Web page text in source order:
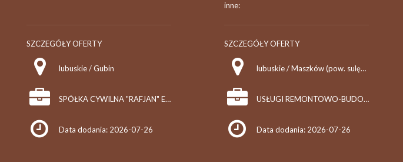
SZCZEGÓŁY OFERTY
lubuskie / Gubin
SPÓŁKA CYWILNA "RAFJAN" E.OGONOWSKA, Z.OGONOWSKI, J.MAZURKIEWICZ
Data dodania: 2026-07-26
inne:
SZCZEGÓŁY OFERTY
lubuskie / Maszków (pow. sulęciński, gm. Krzeszyce), Maszków
USŁUGI REMONTOWO-BUDOWLANE MARIUSZ ŁATKA
Data dodania: 2026-07-26